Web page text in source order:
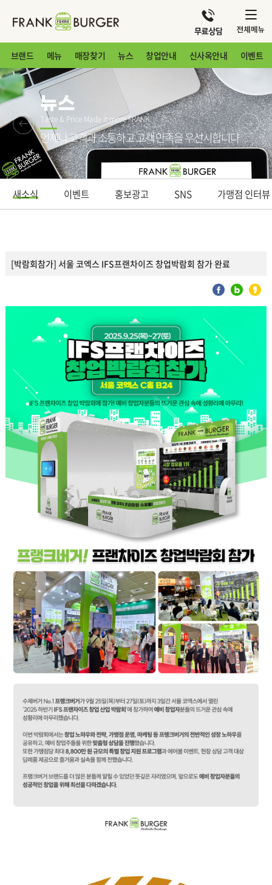
브랜드 메뉴 매장찾기 뉴스 창업안내 신사옥안내 이벤트
뉴스
Taste & Price Made it more FRANK
언제나 고객과 소통하고 고객 만족을 우선시합니다
새소식 이벤트 홍보광고 SNS 가맹점 인터뷰
[박람회참가] 서울 코엑스 IFS프랜차이즈 창업박람회 참가 완료